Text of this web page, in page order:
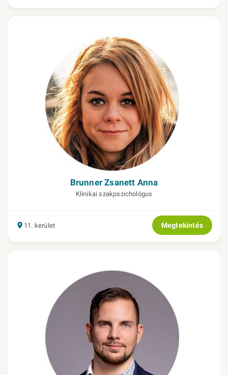
Brunner Zsanett Anna
Klinikai szakpszichológus
11. kerület Megtekintés